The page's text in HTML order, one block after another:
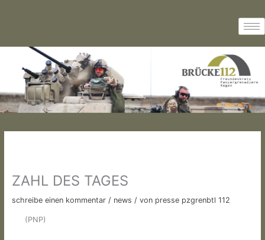
ZAHL DES TAGES
schreibe einen kommentar / news / von presse pzgrenbtl 112
(PNP)